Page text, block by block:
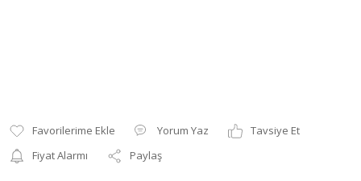
Yorum Yaz
Tavsiye Et
Fiyat Alarmı
Paylaş